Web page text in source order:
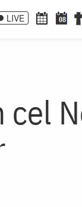
LIVE 08